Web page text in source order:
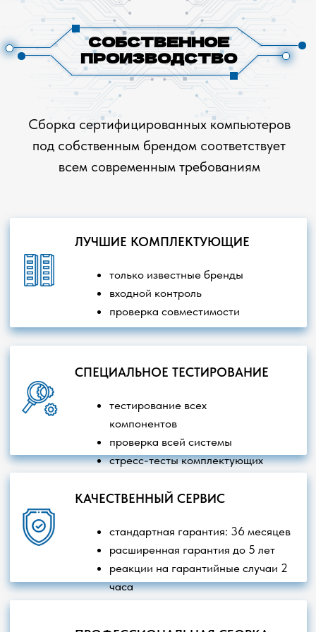
СОБРАТЬ
высокое качество сборки
сертифицированные инженеры
сборка сложных серверных
систем